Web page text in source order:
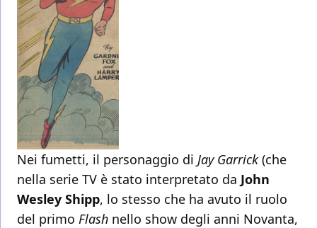
Nei fumetti, il personaggio di Jay Garrick(che
nella serie TV è stato interpretato da John
Wesley Shipp, lo stesso che ha avuto il ruolo
del primo Flash nello show degli anni Novanta,